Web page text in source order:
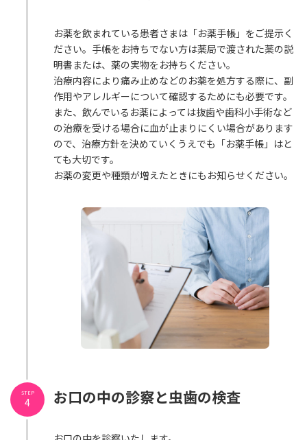
お薬を飲まれている患者さまは「お薬手帳」をご提示く
ださい。手帳をお持ちでない方は薬局で渡された薬の説
明書または、薬の実物をお持ちください。
治療内容により痛み止めなどのお薬を処方する際に、副
作用やアレルギーについて確認するためにも必要です。
また、飲んでいるお薬によっては抜歯や歯科小手術など
の治療を受ける場合に血が止まりにくい場合があります
ので、治療方針を決めていくうえでも「お薬手帳」はと
ても大切です。
お薬の変更や種類が増えたときにもお知らせください。
お口の中の診察と虫歯の検査
STEP
4